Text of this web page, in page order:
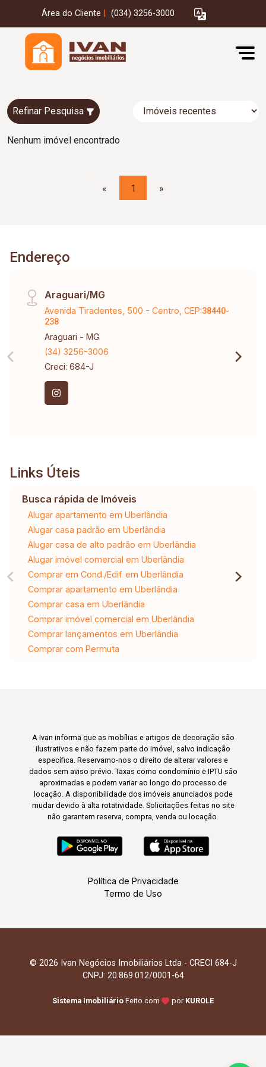
Área do Cliente (034) 3256-3000
Refinar Pesquisa
Nenhum imóvel encontrado
« 1 »
Endereço
Araguari/MG
Avenida Tiradentes, 500 - Centro, CEP:38440-
238
Araguari - MG
(34) 3256-3006
Creci: 684-J
Links Úteis
Busca rápida de Imóveis
Alugar apartamento em Uberlândia
Alugar casa padrão em Uberlândia
Alugar casa de alto padrão em Uberlândia
Alugar imóvel comercial em Uberlândia
Comprar em Cond./Edif. em Uberlândia
Comprar apartamento em Uberlândia
Comprar casa em Uberlândia
Comprar imóvel comercial em Uberlândia
Comprar lançamentos em Uberlândia
Comprar com Permuta
A Ivan informa que as mobílias e artigos de decoração são
ilustrativos e não fazem parte do imóvel, salvo indicação
específica. Reservamo-nos o direito de alterar valores e
dados sem aviso prévio. Taxas como condomínio e IPTU são
aproximadas e podem variar ao longo do processo de
locação. A disponibilidade dos imóveis anunciados pode
mudar devido à alta rotatividade. Solicitações feitas no site
não garantem reserva, compra, venda ou locação.
Política de Privacidade
Termo de Uso
© 2026 Ivan Negócios Imobiliários Ltda - CRECI 684-J
CNPJ: 20.869.012/0001-64
Sistema Imobiliário Feito com por KUROLE